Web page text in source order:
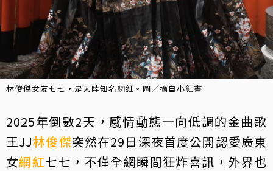
林俊傑女友七七，是大陸知名網紅。圖／摘自小紅書
2025年倒數2天，感情動態一向低調的金曲歌
王JJ林俊傑突然在29日深夜首度公開認愛廣東
女網紅七七，不僅全網瞬間狂炸喜訊，外界也